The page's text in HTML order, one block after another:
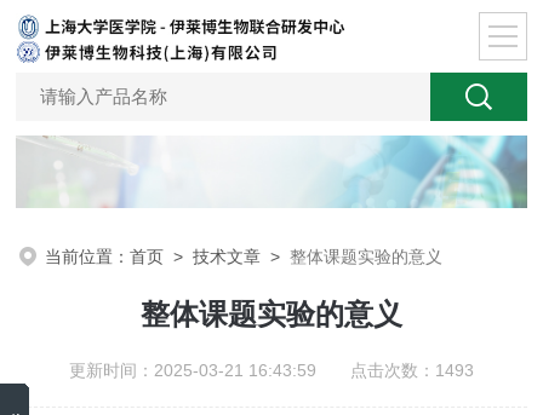
当前位置：首页 >技术文章 >整体课题实验的意义
整体课题实验的意义
更新时间：2025-03-21 16:43:59 点击次数：1493